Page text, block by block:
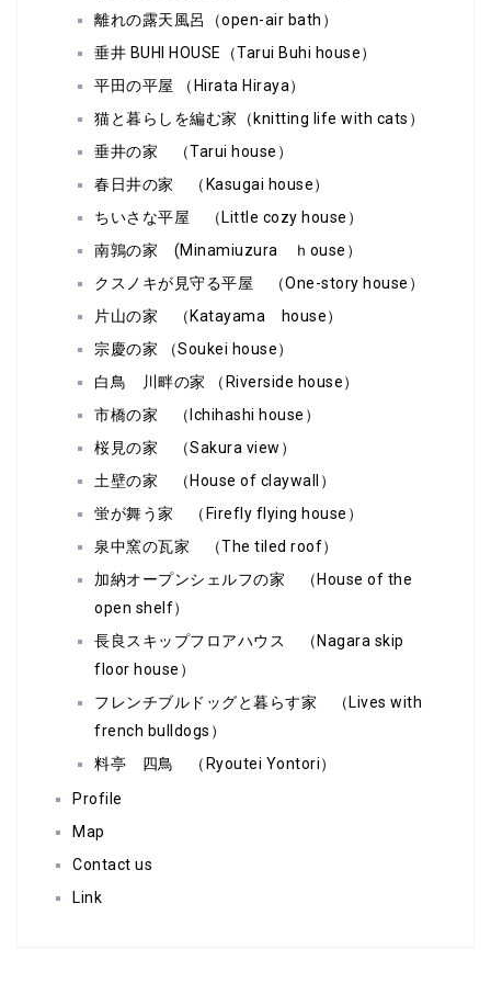
離れの露天風呂（open-air bath）
垂井 BUHI HOUSE（Tarui Buhi house）
平田の平屋 （Hirata Hiraya）
猫と暮らしを編む家（knitting life with cats）
垂井の家 （Tarui house）
春日井の家 （Kasugai house）
ちいさな平屋 （Little cozy house）
南鶉の家 (Minamiuzura ｈouse）
クスノキが見守る平屋 （One-story house）
片山の家 （Katayama house）
宗慶の家 （Soukei house）
白鳥 川畔の家 （Riverside house）
市橋の家 （Ichihashi house）
桜見の家 （Sakura view）
土壁の家 （House of claywall）
蛍が舞う家 （Firefly flying house）
泉中窯の瓦家 （The tiled roof）
加納オープンシェルフの家 （House of the
open shelf）
長良スキップフロアハウス （Nagara skip
floor house）
フレンチブルドッグと暮らす家 （Lives with
french bulldogs）
料亭 四鳥 （Ryoutei Yontori）
Profile
Map
Contact us
Link